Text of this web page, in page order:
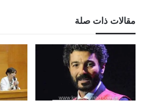
مقالات ذات صلة